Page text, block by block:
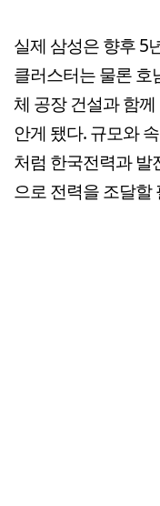
실제 삼성은 향후 5
클러스터는 물론 호
체 공장 건설과 함
안게 됐다. 규모와
처럼 한국전력과 발
으로 전력을 조달할